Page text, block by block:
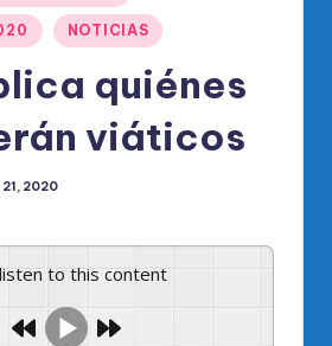
NOTICIAS
quiénes
viáticos
2020
listen to this content